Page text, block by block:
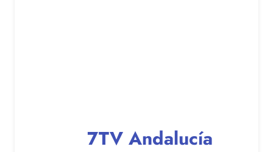
7TV Andalucía